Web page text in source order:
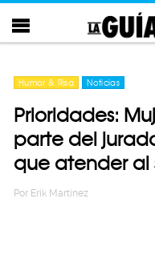
Humor & Risa Noticias
Prioridades:
parte del
que atender
Por Erik Martinez